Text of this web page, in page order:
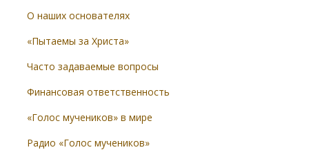
О наших основателях
«Пытаемы за Христа»
Часто задаваемые вопросы
Финансовая ответственность
«Голос мучеников» в мире
Радио «Голос мучеников»